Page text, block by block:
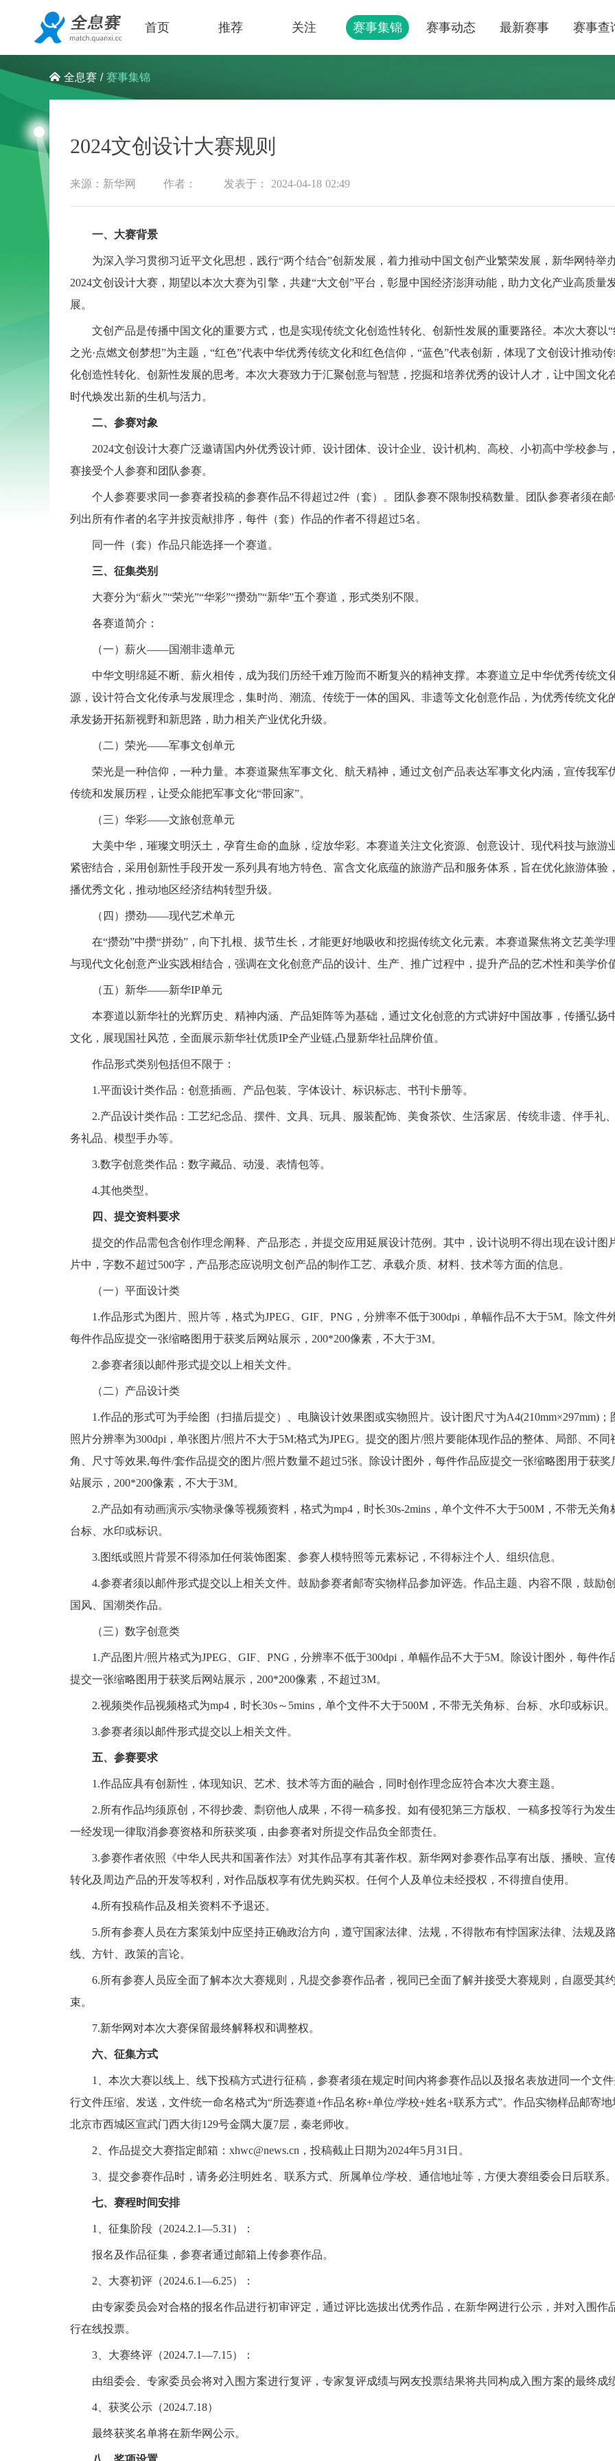
首页 推荐 关注 赛事集锦 赛事动态 最新赛事 赛事查
全息赛 / 赛事集锦
2024文创设计大赛规则
来源：新华网 作者： 发表于： 2024-04-18 02:49
一、大赛背景
为深入学习贯彻习近平文化思想，践行“两个结合”创新发展，着力推动中国文创产业繁荣发展，新华网特举
2024文创设计大赛，期望以本次大赛为引擎，共建“大文创”平台，彰显中国经济澎湃动能，助力文化产业高质量
展。
文创产品是传播中国文化的重要方式，也是实现传统文化创造性转化、创新性发展的重要路径。本次大赛以“
之光·点燃文创梦想”为主题，“红色”代表中华优秀传统文化和红色信仰，“蓝色”代表创新，体现了文创设计推动
化创造性转化、创新性发展的思考。本次大赛致力于汇聚创意与智慧，挖掘和培养优秀的设计人才，让中国文化
时代焕发出新的生机与活力。
二、参赛对象
2024文创设计大赛广泛邀请国内外优秀设计师、设计团体、设计企业、设计机构、高校、小初高中学校参与
赛接受个人参赛和团队参赛。
个人参赛要求同一参赛者投稿的参赛作品不得超过2件（套）。团队参赛不限制投稿数量。团队参赛者须在邮
列出所有作者的名字并按贡献排序，每件（套）作品的作者不得超过5名。
同一件（套）作品只能选择一个赛道。
三、征集类别
大赛分为“薪火”“荣光”“华彩”“攒劲”“新华”五个赛道，形式类别不限。
各赛道简介：
（一）薪火——国潮非遗单元
中华文明绵延不断、薪火相传，成为我们历经千难万险而不断复兴的精神支撑。本赛道立足中华优秀传统文
源，设计符合文化传承与发展理念，集时尚、潮流、传统于一体的国风、非遗等文化创意作品，为优秀传统文化
承发扬开拓新视野和新思路，助力相关产业优化升级。
（二）荣光——军事文创单元
荣光是一种信仰，一种力量。本赛道聚焦军事文化、航天精神，通过文创产品表达军事文化内涵，宣传我军
传统和发展历程，让受众能把军事文化“带回家”。
（三）华彩——文旅创意单元
大美中华，璀璨文明沃土，孕育生命的血脉，绽放华彩。本赛道关注文化资源、创意设计、现代科技与旅游
紧密结合，采用创新性手段开发一系列具有地方特色、富含文化底蕴的旅游产品和服务体系，旨在优化旅游体验
播优秀文化，推动地区经济结构转型升级。
（四）攒劲——现代艺术单元
在“攒劲”中攒“拼劲”，向下扎根、拔节生长，才能更好地吸收和挖掘传统文化元素。本赛道聚焦将文艺美学
与现代文化创意产业实践相结合，强调在文化创意产品的设计、生产、推广过程中，提升产品的艺术性和美学价
（五）新华——新华IP单元
本赛道以新华社的光辉历史、精神内涵、产品矩阵等为基础，通过文化创意的方式讲好中国故事，传播弘扬
文化，展现国社风范，全面展示新华社优质IP全产业链,凸显新华社品牌价值。
作品形式类别包括但不限于：
1.平面设计类作品：创意插画、产品包装、字体设计、标识标志、书刊卡册等。
2.产品设计类作品：工艺纪念品、摆件、文具、玩具、服装配饰、美食茶饮、生活家居、传统非遗、伴手礼
务礼品、模型手办等。
3.数字创意类作品：数字藏品、动漫、表情包等。
4.其他类型。
四、提交资料要求
提交的作品需包含创作理念阐释、产品形态，并提交应用延展设计范例。其中，设计说明不得出现在设计图
片中，字数不超过500字，产品形态应说明文创产品的制作工艺、承载介质、材料、技术等方面的信息。
（一）平面设计类
1.作品形式为图片、照片等，格式为JPEG、GIF、PNG，分辨率不低于300dpi，单幅作品不大于5M。除文件外
每件作品应提交一张缩略图用于获奖后网站展示，200*200像素，不大于3M。
2.参赛者须以邮件形式提交以上相关文件。
（二）产品设计类
1.作品的形式可为手绘图（扫描后提交）、电脑设计效果图或实物照片。设计图尺寸为A4(210mm×297mm)；
照片分辨率为300dpi，单张图片/照片不大于5M;格式为JPEG。提交的图片/照片要能体现作品的整体、局部、不同
角、尺寸等效果,每件/套作品提交的图片/照片数量不超过5张。除设计图外，每件作品应提交一张缩略图用于获奖
站展示，200*200像素，不大于3M。
2.产品如有动画演示/实物录像等视频资料，格式为mp4，时长30s-2mins，单个文件不大于500M，不带无关角
台标、水印或标识。
3.图纸或照片背景不得添加任何装饰图案、参赛人模特照等元素标记，不得标注个人、组织信息。
4.参赛者须以邮件形式提交以上相关文件。鼓励参赛者邮寄实物样品参加评选。作品主题、内容不限，鼓励
国风、国潮类作品。
（三）数字创意类
1.产品图片/照片格式为JPEG、GIF、PNG，分辨率不低于300dpi，单幅作品不大于5M。除设计图外，每件作
提交一张缩略图用于获奖后网站展示，200*200像素，不超过3M。
2.视频类作品视频格式为mp4，时长30s～5mins，单个文件不大于500M，不带无关角标、台标、水印或标识。
3.参赛者须以邮件形式提交以上相关文件。
五、参赛要求
1.作品应具有创新性，体现知识、艺术、技术等方面的融合，同时创作理念应符合本次大赛主题。
2.所有作品均须原创，不得抄袭、剽窃他人成果，不得一稿多投。如有侵犯第三方版权、一稿多投等行为发生
一经发现一律取消参赛资格和所获奖项，由参赛者对所提交作品负全部责任。
3.参赛作者依照《中华人民共和国著作法》对其作品享有其著作权。新华网对参赛作品享有出版、播映、宣传
转化及周边产品的开发等权利，对作品版权享有优先购买权。任何个人及单位未经授权，不得擅自使用。
4.所有投稿作品及相关资料不予退还。
5.所有参赛人员在方案策划中应坚持正确政治方向，遵守国家法律、法规，不得散布有悖国家法律、法规及路
线、方针、政策的言论。
6.所有参赛人员应全面了解本次大赛规则，凡提交参赛作品者，视同已全面了解并接受大赛规则，自愿受其约
束。
7.新华网对本次大赛保留最终解释权和调整权。
六、征集方式
1、本次大赛以线上、线下投稿方式进行征稿，参赛者须在规定时间内将参赛作品以及报名表放进同一个文
行文件压缩、发送，文件统一命名格式为“所选赛道+作品名称+单位/学校+姓名+联系方式”。作品实物样品邮寄地
北京市西城区宣武门西大街129号金隅大厦7层，秦老师收。
2、作品提交大赛指定邮箱：xhwc@news.cn，投稿截止日期为2024年5月31日。
3、提交参赛作品时，请务必注明姓名、联系方式、所属单位/学校、通信地址等，方便大赛组委会日后联系。
七、赛程时间安排
1、征集阶段（2024.2.1—5.31）：
报名及作品征集，参赛者通过邮箱上传参赛作品。
2、大赛初评（2024.6.1—6.25）：
由专家委员会对合格的报名作品进行初审评定，通过评比选拔出优秀作品，在新华网进行公示，并对入围作
行在线投票。
3、大赛终评（2024.7.1—7.15）：
由组委会、专家委员会将对入围方案进行复评，专家复评成绩与网友投票结果将共同构成入围方案的最终成
4、获奖公示（2024.7.18）
最终获奖名单将在新华网公示。